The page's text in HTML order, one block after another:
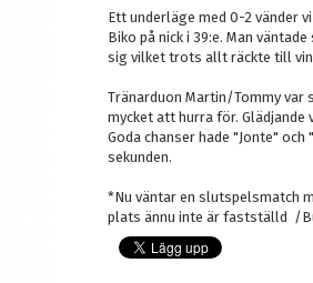
Ett underläge med 0-2 vänder
Biko på nick i 39:e. Man
sig vilket trots allt räckte till
Tränarduon Martin/Tommy var
mycket att hurra för. Glädjande
Goda chanser hade "Jonte"
sekunden.
*Nu väntar en slutspelsmatch
plats ännu inte är fastställd /